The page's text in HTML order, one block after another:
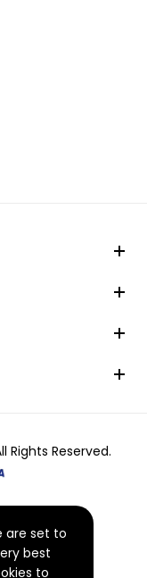
Rights Reserved.
are set to
best
to